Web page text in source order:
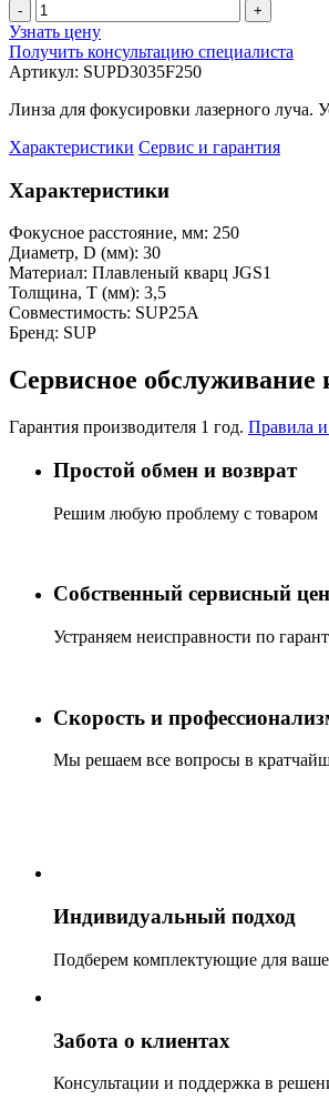
- +
Узнать цену
Получить консультацию специалиста
Артикул: SUPD3035F250
Линза для фокусировки лазерного луча.
Характеристики Сервис и гарантия
Характеристики
Фокусное расстояние, мм: 250
Диаметр, D (мм): 30
Материал: Плавленый кварц JGS1
Толщина, Т (мм): 3,5
Совместимость: SUP25A
Бренд: SUP
Сервисное обслуживание
Гарантия производителя 1 год. Правила и
Простой обмен и возврат
Решим любую проблему с товаром
Собственный сервисный
Устраняем неисправности по
Скорость и
Мы решаем все вопросы в
Индивидуальный подход
Подберем комплектующие для
Забота о клиентах
Консультации и поддержка в